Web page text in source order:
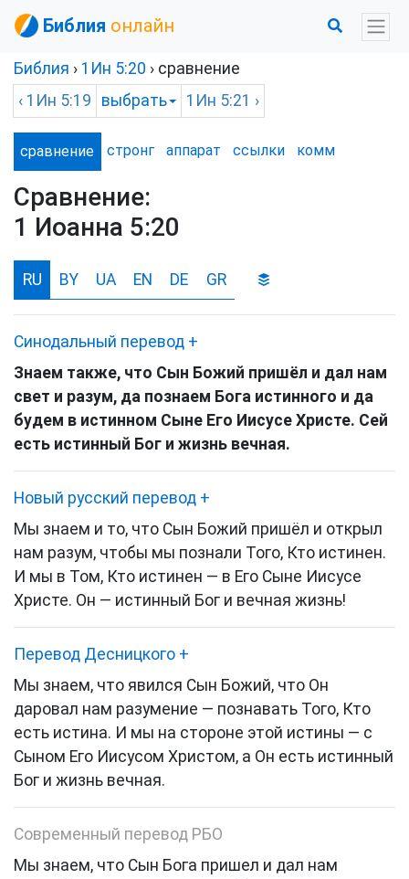
Библия онлайн
Библия › 1Ин 5:20 › сравнение
‹ 1Ин 5:19 выбрать 1Ин 5:21 ›
сравнение стронг аппарат ссылки комм
Сравнение:
1 Иоанна 5:20
RU BY UA EN DE GR
Синодальный перевод +
Знаем также, что Сын Божий пришёл и дал нам
свет и разум, да познаем Бога истинного и да
будем в истинном Сыне Его Иисусе Христе. Сей
есть истинный Бог и жизнь вечная.
Новый русский перевод +
Мы знаем и то, что Сын Божий пришёл и открыл
нам разум, чтобы мы познали Того, Кто истинен.
И мы в Том, Кто истинен — в Его Сыне Иисусе
Христе. Он — истинный Бог и вечная жизнь!
Перевод Десницкого +
Мы знаем, что явился Сын Божий, что Он
даровал нам разумение — познавать Того, Кто
есть истина. И мы на стороне этой истины — с
Сыном Его Иисусом Христом, а Он есть истинный
Бог и жизнь вечная.
Современный перевод РБО
Мы знаем, что Сын Бога пришел и дал нам